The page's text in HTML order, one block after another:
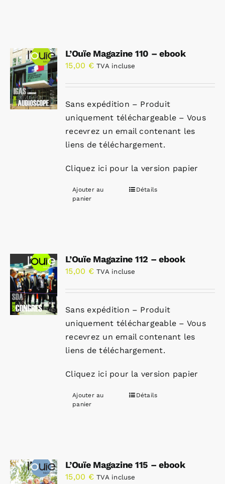
L’Ouïe Magazine 110 – ebook
15,00 € TVA incluse
Sans expédition – Produit
uniquement téléchargeable – Vous
recevrez un email contenant les
liens de téléchargement.
Cliquez ici pour la version papier
Ajouter au
panier
Détails
L’Ouïe Magazine 112 – ebook
15,00 € TVA incluse
Sans expédition – Produit
uniquement téléchargeable – Vous
recevrez un email contenant les
liens de téléchargement.
Cliquez ici pour la version papier
Ajouter au
panier
Détails
L’Ouïe Magazine 115 – ebook
15,00 € TVA incluse